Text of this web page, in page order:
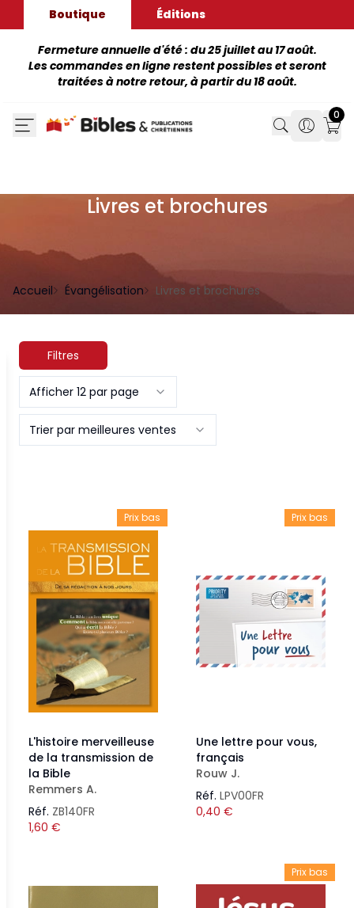
Boutique Éditions
Fermeture annuelle d'été : du 25 juillet au 17 août.
Les commandes en ligne restent possibles et seront
traitées à notre retour, à partir du 18 août.
Search
Search
0
Livres et brochures
Accueil Évangélisation Livres et brochures
Filtres
Afficher 12 par page
Trier par meilleures ventes
Prix bas
L'histoire merveilleuse
de la transmission de
la Bible
Remmers A.
Réf. ZB140FR
1,60 €
Prix bas
Une lettre pour vous,
français
Rouw J.
Réf. LPV00FR
0,40 €
Prix bas